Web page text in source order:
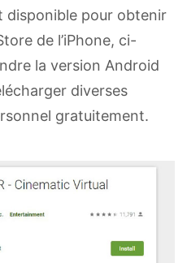
disponible pour obtenir
de l’iPhone, ci-
la version Android
diverses
gratuitement.